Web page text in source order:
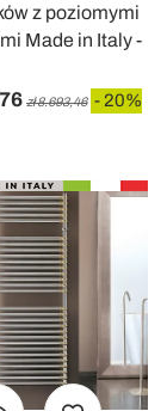
z poziomymi
Made in Italy -
zł 8.693,46 - 20%